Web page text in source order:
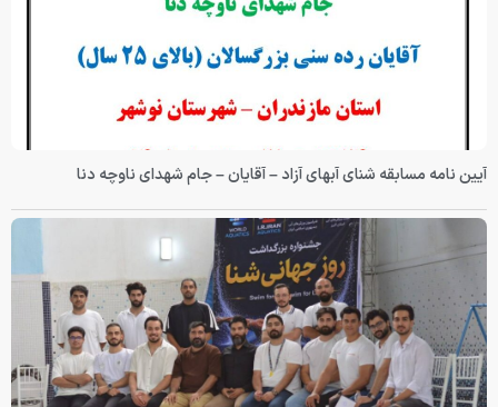
آیین نامه مسابقه شنای آبهای آزاد – آقایان – جام شهدای ناوچه دنا